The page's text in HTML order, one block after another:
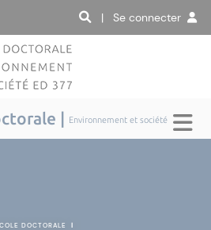
| Se connecter
| Environnement et société
DOCTORALE |